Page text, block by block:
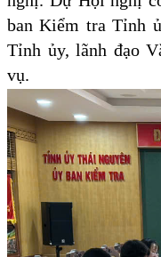
ban Kiểm tra Tỉnh
Tỉnh ủy, lãnh đạo
vụ.